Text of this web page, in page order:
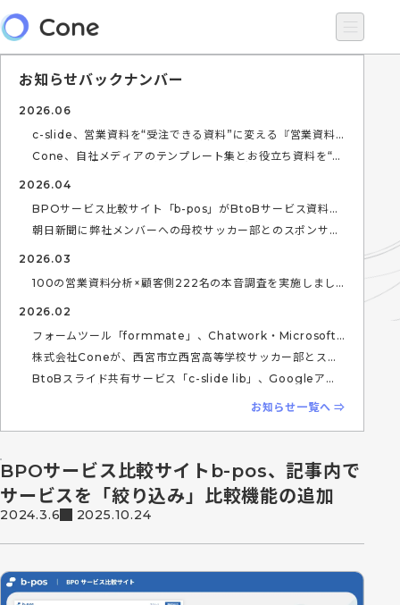
BPOサービス比較サイトb-pos、記事内で
サービスを「絞り込み」比較機能の追加
2024.3.6 2025.10.24
お知らせバックナンバー
2026.06
c-slide、営業資料を“受注できる資料”に変える『営業資料
ト3種）
Cone、自社メディアのテンプレート集とお役立ち資料を“個
2026.04
BPOサービス比較サイト「b-pos」がBtoBサービス資料ポ
朝日新聞に弊社メンバーへの母校サッカー部とのスポンサー
2026.03
100の営業資料分析×顧客側222名の本音調査を実施しまし
2026.02
フォームツール「formmate」、Chatwork・Microsoft
株式会社Coneが、西宮市立西宮高等学校サッカー部とスポ
BtoBスライド共有サービス「c-slide lib」、Googleアカ
お知らせ一覧へ ⇒